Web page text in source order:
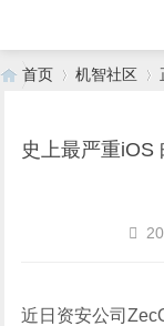
首页 机智社区
史上最严重iOS
近日资安公司